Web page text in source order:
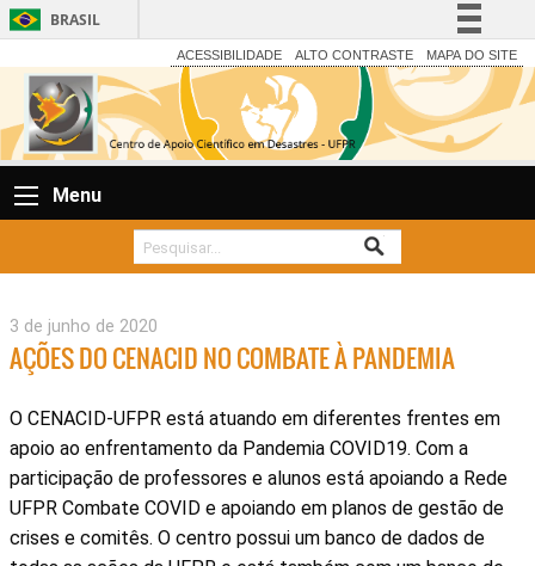
BRASIL
Simplifique!
Comunica BR
Participe
Acesso à informação
Canais
ACESSIBILIDADE ALTO CONTRASTE MAPA DO SITE
Menu
3 de junho de 2020
AÇÕES DO CENACID NO COMBATE À PANDEMIA
O CENACID-UFPR está atuando em diferentes frentes em
apoio ao enfrentamento da Pandemia COVID19. Com a
participação de professores e alunos está apoiando a Rede
UFPR Combate COVID e apoiando em planos de gestão de
crises e comitês. O centro possui um banco de dados de